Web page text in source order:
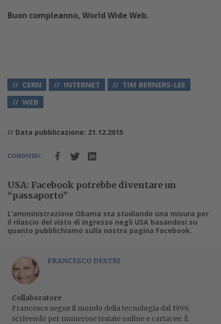
Buon compleanno, World Wide Web.
CERN INTERNET
TIM BERNERS-LEE
WEB
// Data pubblicazione: 21.12.2015
CONDIVIDI:
USA: Facebook potrebbe diventare un
“passaporto”
L’amministrazione Obama sta studiando una misura per
il rilascio del visto di ingresso negli USA basandosi su
quanto pubblichiamo sulla nostra pagina Facebook.
FRANCESCO DESTRI
Collaboratore
Francesco segue il mondo della tecnologia dal 1999,
scrivendo per numerose testate online e cartacee. È